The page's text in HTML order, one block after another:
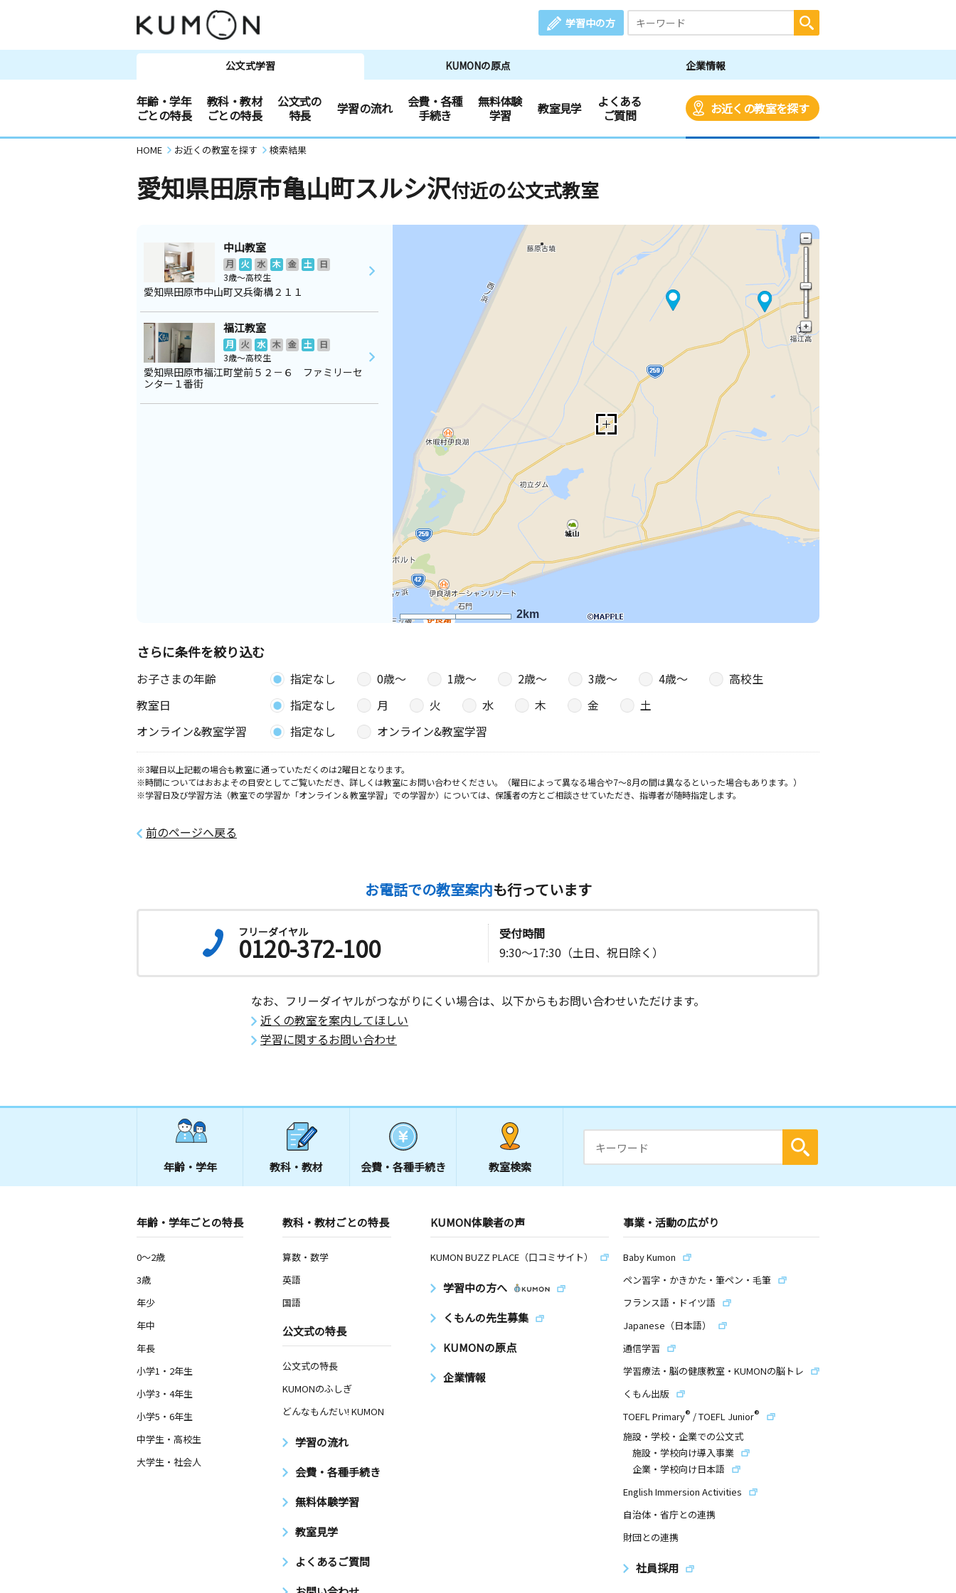
学習中の方
公文式学習 KUMONの原点 企業情報
年齢・学年
ごとの特長
教科・教材
ごとの特長
公文式の
特長
学習の流れ
会費・各種
手続き
無料体験
学習
教室見学
よくある
ご質問
お近くの教室を探す
HOME お近くの教室を探す 検索結果
愛知県田原市亀山町スルシ沢付近の公文式教室
2km
中山教室
月 火 水 木 金 土
日
3歳～高校生
愛知県田原市中山町又兵衛構２１１
福江教室
月 火 水 木 金 土
日
3歳～高校生
愛知県田原市福江町堂前５２－６ ファミリーセ
ンター１番街
さらに条件を絞り込む
お子さまの年齢 指定なし 0歳〜 1歳〜 2歳〜 3歳〜 4歳〜
高校生
教室日
指定なし 月 火 水 木 金
土
オンライン&教室学習
指定なし オンライン&教室学習
※3曜日以上記載の場合も教室に通っていただくのは2曜日となります。
※時間についてはおおよその目安としてご覧いただき、詳しくは教室にお問い合わせください。（曜日によって異なる場合や7～8月の間は異なるといった場合もあります。）
※学習日及び学習方法（教室での学習か「オンライン＆教室学習」での学習か）については、保護者の方とご相談させていただき、指導者が随時指定します。
前のページへ戻る
お電話での教室案内も行っています
フリーダイヤル
0120-372-100
受付時間
9:30～17:30（土日、祝日除く）
なお、フリーダイヤルがつながりにくい場合は、以下からもお問い合わせいただけます。
近くの教室を案内してほしい
学習に関するお問い合わせ
年齢・学年 教科・教材 会費・ 各種手続き 教室検索
年齢・学年ごとの特長
0～2歳
3歳
年少
年中
年長
小学1・2年生
小学3・4年生
小学5・6年生
中学生・高校生
大学生・社会人
教科・教材ごとの特長
算数・数学
英語
国語
公文式の特長
公文式の特長
KUMONのふしぎ
どんなもんだい! KUMON
学習の流れ
会費・各種手続き
無料体験学習
教室見学
よくあるご質問
KUMON体験者の声
KUMON BUZZ PLACE（口コミサイト）
学習中の方へ
くもんの先生募集
KUMONの原点
企業情報
事業・活動の広がり
Baby Kumon
ペン習字・かきかた・筆ペン・毛筆
フランス語・ドイツ語
Japanese（日本語）
通信学習
学習療法・脳の健康教室・KUMONの脳トレ
くもん出版
TOEFL Primary® /TOEFL Junior®
施設・学校・企業での公文式
施設・学校向け導入事業
企業・学校向け日本語
English Immersion Activities
自治体・省庁との連携
財団との連携
社員採用